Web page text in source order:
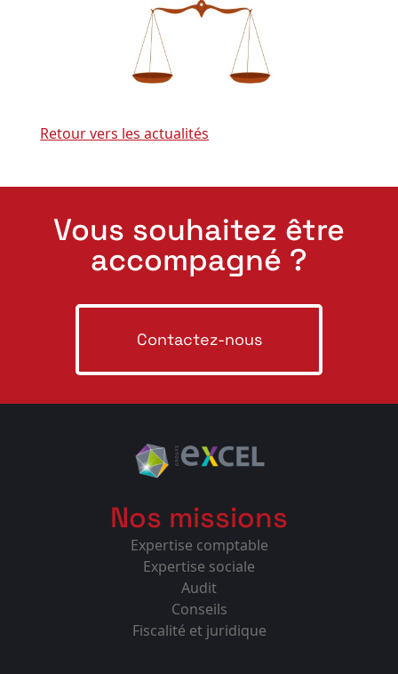
Retour vers les actualités
Vous souhaitez être
accompagné ?
Contactez-nous
Nos missions
Expertise comptable
Expertise sociale
Audit
Conseils
Fiscalité et juridique